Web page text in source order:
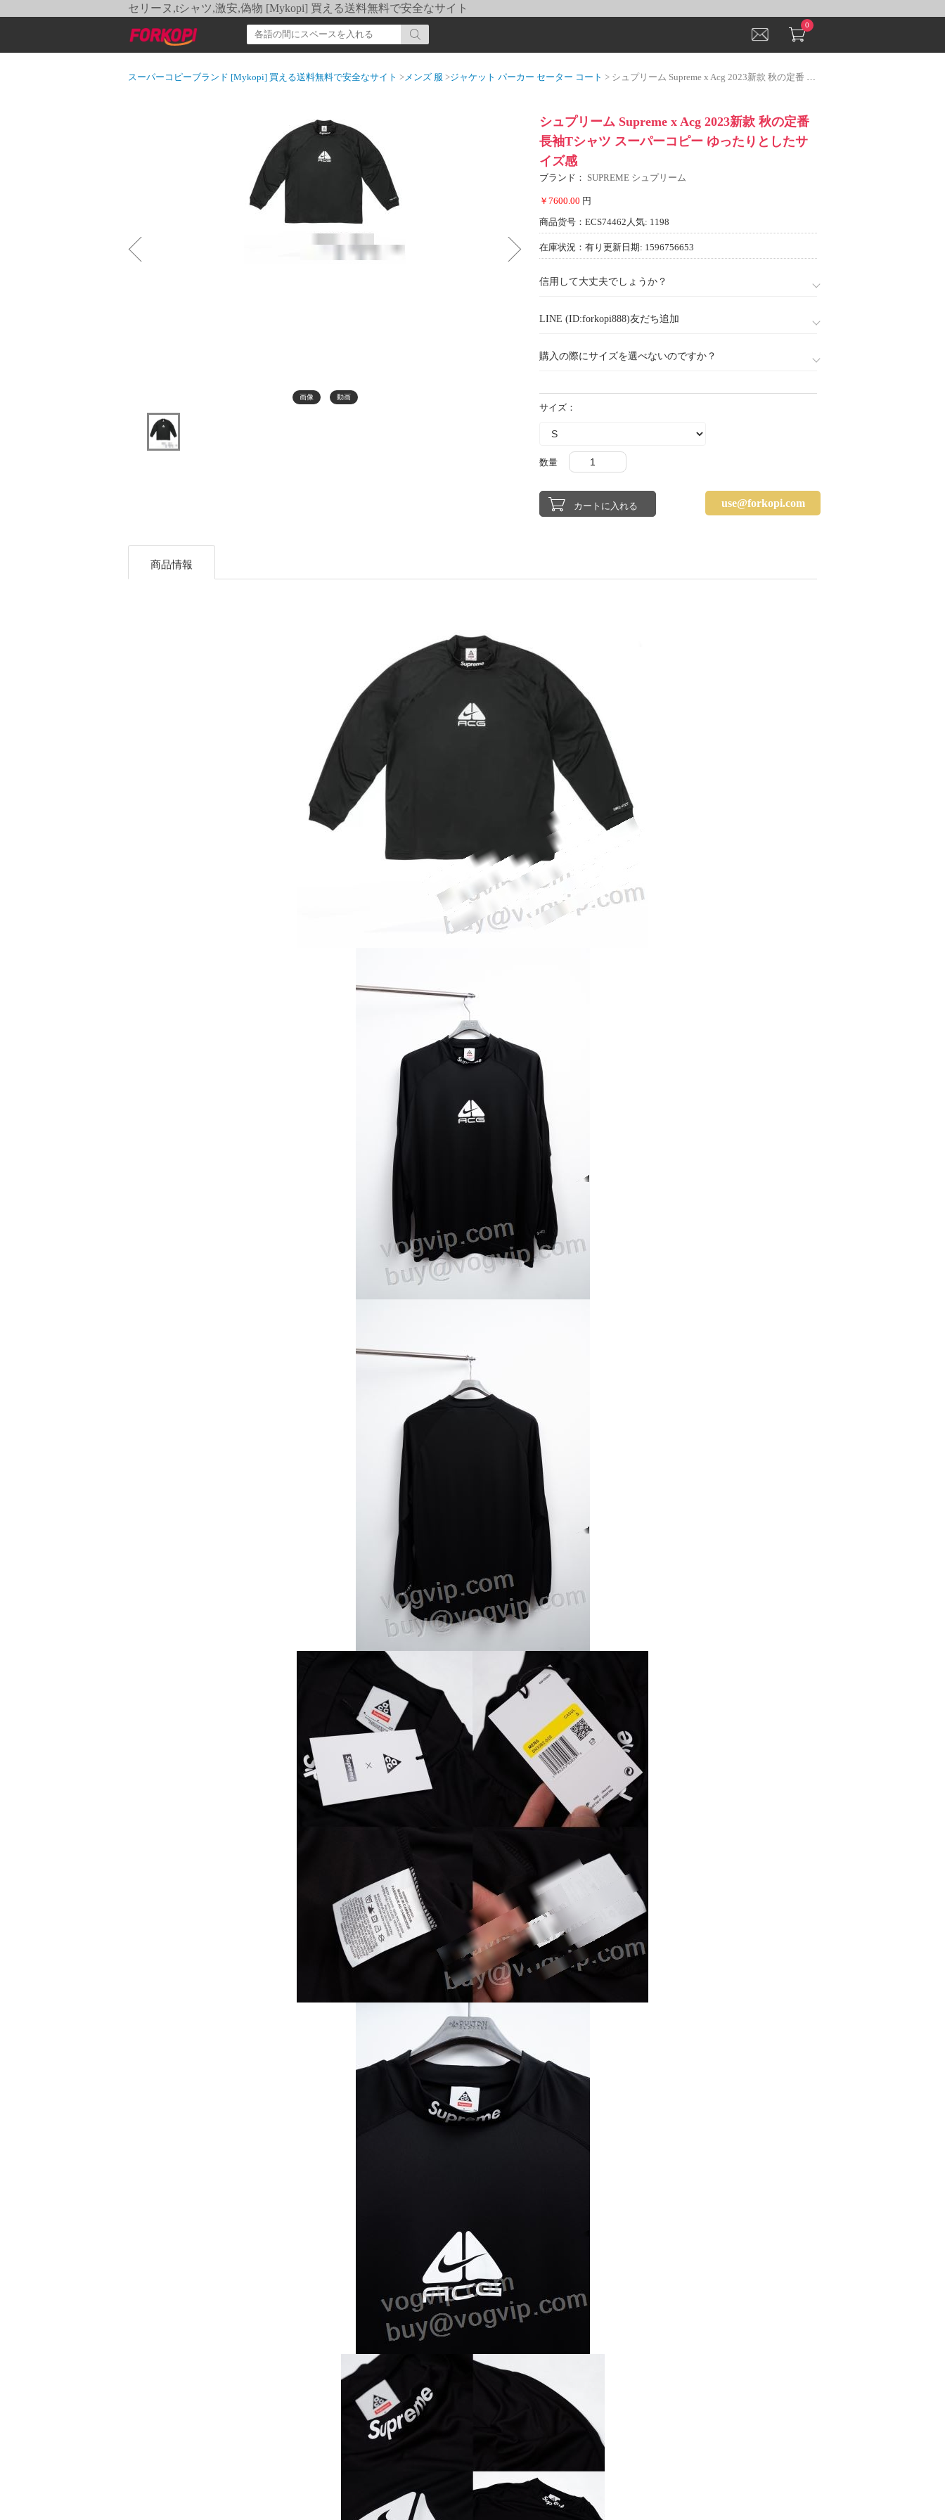
セリーヌ,tシャツ,激安,偽物 [Mykopi] 買える送料無料で安全なサイト
0
スーパーコピーブランド [Mykopi] 買える送料無料で安全なサイト >メンズ 服 >ジャケット パーカー セーター コート > シュプリーム Supreme x Acg 2023新款 秋の定番 長袖Tシャツ スーパーコピー ゆったりとしたサイズ感
画像 動画
シュプリーム Supreme x Acg 2023新款 秋の定番
長袖Tシャツ スーパーコピー ゆったりとしたサ
イズ感
ブランド： SUPREME シュプリーム
￥7600.00 円
商品货号：ECS74462 人気: 1198
在庫状況：有り 更新日期: 1596756653
信用して大丈夫でしょうか？
LINE (ID:forkopi888)友だち追加
購入の際にサイズを選べないのですか？
サイズ：
数量
use@forkopi.com
商品情報